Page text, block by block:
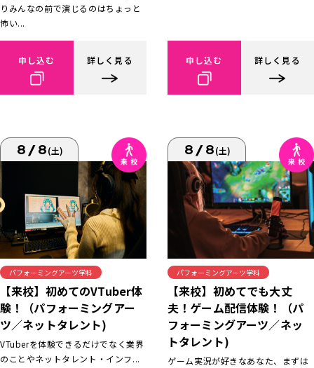
りみんなの前で演じるのはちょっと
怖い...
申し込む 詳しく見る 申し込む 詳しく見る
8/8(土)
パフォーミングアーツ学科
【来校】初めてのVTuber体
験！（パフォーミングアー
ツ／ネットタレント)
VTuberを体験できるだけでなく業界
のことやネットタレント・インフ...
8/8(土)
パフォーミングアーツ学科
【来校】初めてでも大丈
夫！ゲーム配信体験！（パ
フォーミングアーツ／ネッ
トタレント)
ゲーム実況が好きなあなた、まずは